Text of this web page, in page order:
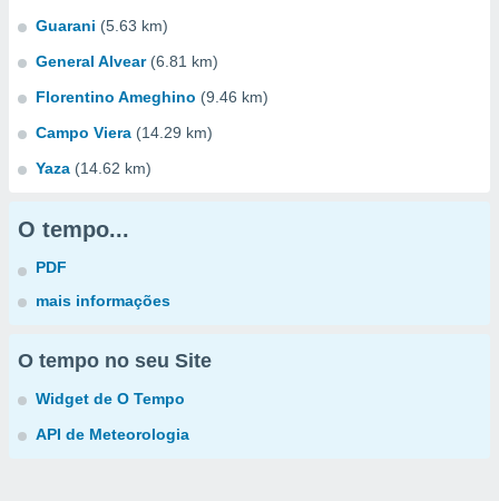
Guarani (5.63 km)
General Alvear (6.81 km)
Florentino Ameghino (9.46 km)
Campo Viera (14.29 km)
Yaza (14.62 km)
O tempo...
PDF
mais informações
O tempo no seu Site
Widget de O Tempo
API de Meteorologia